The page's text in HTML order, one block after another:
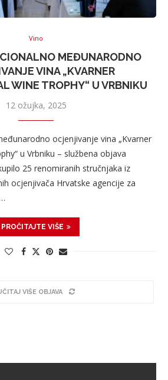
Vino
MEĐUNARODNO
VINA „KVARNER
WINE TROPHY“ U VRBNIKU
12 ožujka, 2025
ocjenjivanje vina „Kvarner
u Vrbniku – službena objava
25 renomiranih stručnjaka iz
ocjenjivača Hrvatske agencije za
PROČITAJTE VIŠE
VIŠE OBJAVA